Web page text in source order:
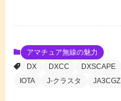
アマチュア無線の魅力
DX
DXCC DXSCAPE
IOTA
J-クラスタ JA3CGZ